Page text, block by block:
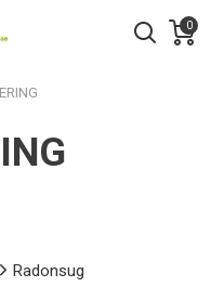
0
Radonsug